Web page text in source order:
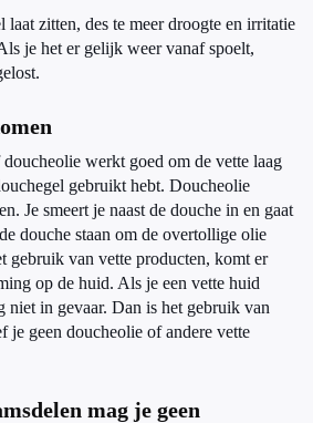
laat zitten, des te meer droogte en irritatie
je het er gelijk weer vanaf spoelt,
werkt goed om de vette laag
gebruikt hebt. Doucheolie
Je smeert je naast de douche in en gaat
douche staan om de overtollige olie
gebruik van vette producten, komt er
op de huid. Als je een vette huid
niet in gevaar. Dan is het gebruik van
je geen doucheolie of andere vette
mag je geen